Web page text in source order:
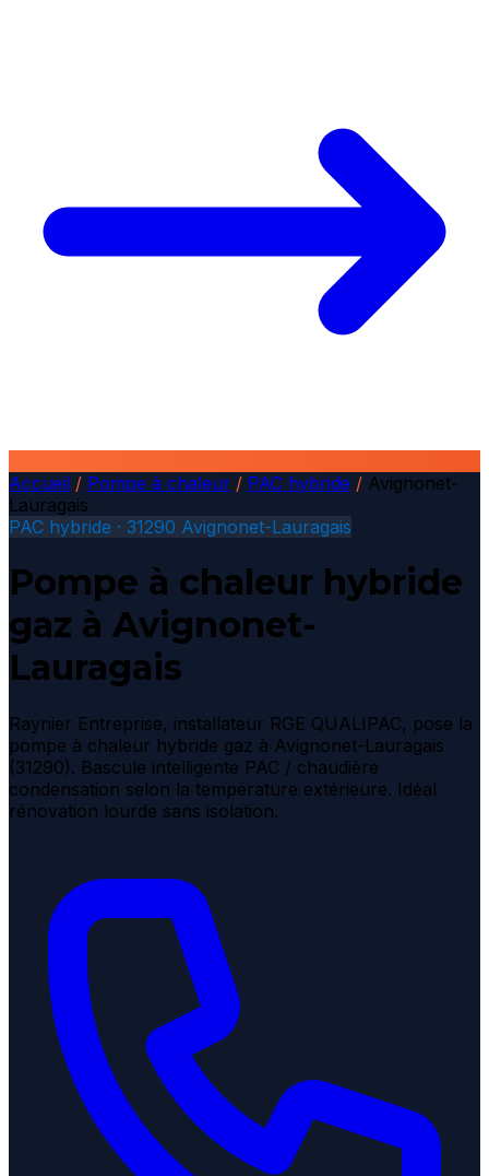
Accueil / Pompe à chaleur / PAC hybride / Avignonet-
Lauragais
PAC hybride · 31290 Avignonet-Lauragais
Pompe à chaleur hybride
gaz à Avignonet-
Lauragais
Raynier Entreprise, installateur RGE QUALIPAC, pose la
pompe à chaleur hybride gaz à Avignonet-Lauragais
(31290). Bascule intelligente PAC / chaudière
condensation selon la température extérieure. Idéal
rénovation lourde sans isolation.